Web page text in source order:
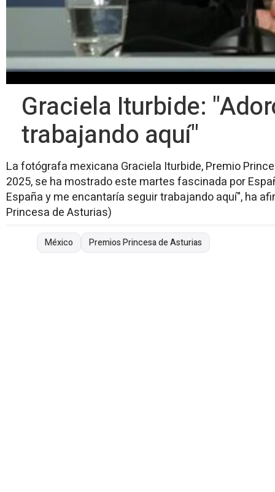
Graciela Iturbide:
trabajando aquí"
La fotógrafa mexicana Graciela Iturbide, Premio
2025, se ha mostrado este martes fascinada por
España y me encantaría seguir trabajando aquí", ha
Princesa de Asturias)
México Premios Princesa de Asturias